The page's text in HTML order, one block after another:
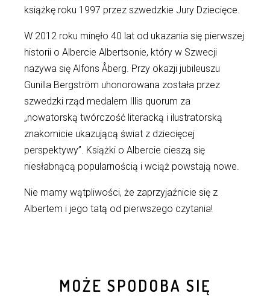
książkę roku 1997 przez szwedzkie Jury Dziecięce.
W 2012 roku minęło 40 lat od ukazania się pierwszej
historii o Albercie Albertsonie, który w Szwecji
nazywa się Alfons Åberg. Przy okazji jubileuszu
Gunilla Bergström uhonorowana została przez
szwedzki rząd medalem Illis quorum za
„nowatorską twórczość literacką i ilustratorską
znakomicie ukazującą świat z dziecięcej
perspektywy”. Książki o Albercie cieszą się
niesłabnącą popularnością i wciąż powstają nowe.
Nie mamy wątpliwości, że zaprzyjaźnicie się z
Albertem i jego tatą od pierwszego czytania!
MOŻE SPODOBA SIĘ